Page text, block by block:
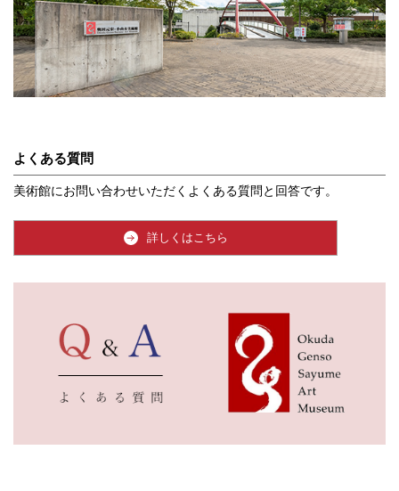
よくある質問
美術館にお問い合わせいただくよくある質問と回答です。
詳しくはこちら